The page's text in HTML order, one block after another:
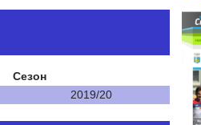
Сезон
2019/20